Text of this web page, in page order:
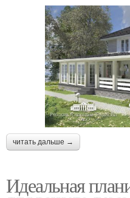
читать дальше →
Идеальная